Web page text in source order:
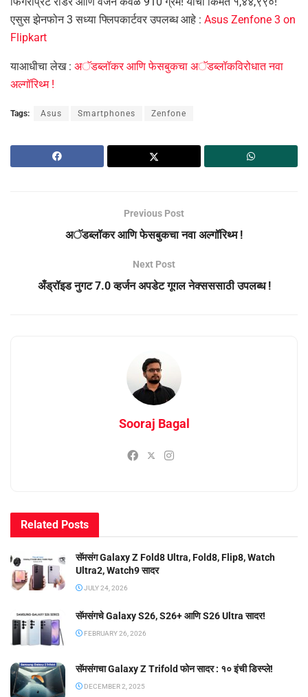
एसुस झेनफोन 3 सध्या फ्लिपकार्टवर उपलब्ध आहे : Asus Zenfone 3 on
Flipkart
याआधीचा लेख : अॅडब्लॉकर आणि फेसबुकचा अॅडब्लॉकविरोधात नवा
अल्गॉरिथ्म !
Tags: Asus Smartphones Zenfone
Previous Post
अॅडब्लॉकर आणि फेसबुकचा नवा अल्गॉरिथ्म !
Next Post
अँड्रॉइड नुगट 7.0 व्हर्जन अपडेट गूगल नेक्सससाठी उपलब्ध !
Sooraj Bagal
Related Posts
सॅमसंग Galaxy Z Fold8 Ultra, Fold8, Flip8, Watch
Ultra2, Watch9 सादर
JULY 24, 2026
सॅमसंगचे Galaxy S26, S26+ आणि S26 Ultra सादर!
FEBRUARY 26, 2026
सॅमसंगचा Galaxy Z Trifold फोन सादर : १० इंची डिस्प्ले!
DECEMBER 2, 2025